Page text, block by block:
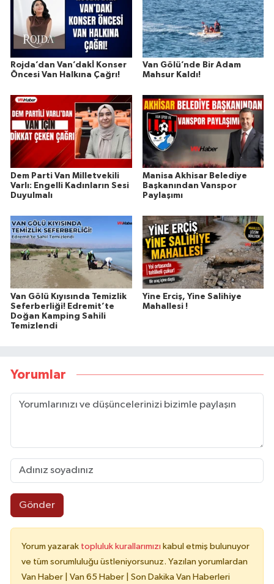
Rojda’dan Van’dakİ Konser
Öncesi Van Halkına Çağrı!
Van Gölü’nde Bir Adam
Mahsur Kaldı!
Dem Parti Van Milletvekili
Varlı: Engelli Kadınların Sesi
Duyulmalı
Manisa Akhisar Belediye
Başkanından Vanspor
Paylaşımı
Van Gölü Kıyısında Temizlik
Seferberliği! Edremit’te
Doğan Kamping Sahili
Temizlendi
Yine Erciş, Yine Salihiye
Mahallesi !
Yorumlar
Gönder
Yorum yazarak topluluk kurallarımızı kabul etmiş bulunuyor
ve tüm sorumluluğu üstleniyorsunuz. Yazılan yorumlardan
Van Haber | Van 65 Haber | Son Dakika Van Haberleri